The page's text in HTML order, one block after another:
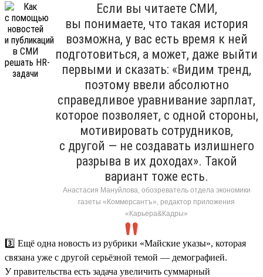
Если вы читаете СМИ,
вы понимаете, что такая история
возможна, у вас есть время к ней
подготовиться, а может, даже выйти
первыми и сказать: «Видим тренд,
поэтому ввели абсолютно
справедливое уравнивание зарплат,
которое позволяет, с одной стороны,
мотивировать сотрудников,
с другой — не создавать излишнего
разрыва в их доходах». Такой
вариант тоже есть.
Анастасия Мануйлова, обозреватель отдела экономики
газеты «Коммерсантъ», редактор приложения
«Карьера&Кадры»
3️⃣ Ещё одна новость из рубрики «Майские указы», которая
связана уже с другой серьёзной темой — демографией.
У правительства есть задача увеличить суммарный